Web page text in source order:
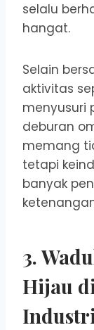
selalu
hangat.
Selain
aktivitas
menyusuri
deburan
memang
tetapi
banyak
3.
Hijau